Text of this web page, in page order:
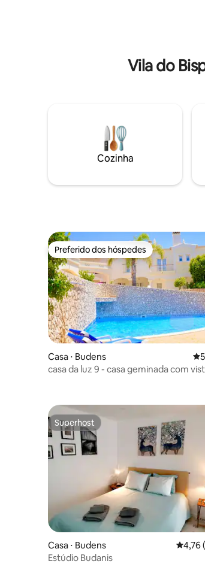
Vila do
Cozinha
Preferido dos hóspedes
Preferido dos hóspedes
Casa ⋅ Budens 5
casa da luz 9 - casa geminada com
Superhost
Superhost
Casa ⋅ Budens 4,76
4,76
Estúdio Budanis